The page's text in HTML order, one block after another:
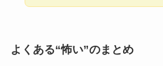
よくある“怖い”のまとめ